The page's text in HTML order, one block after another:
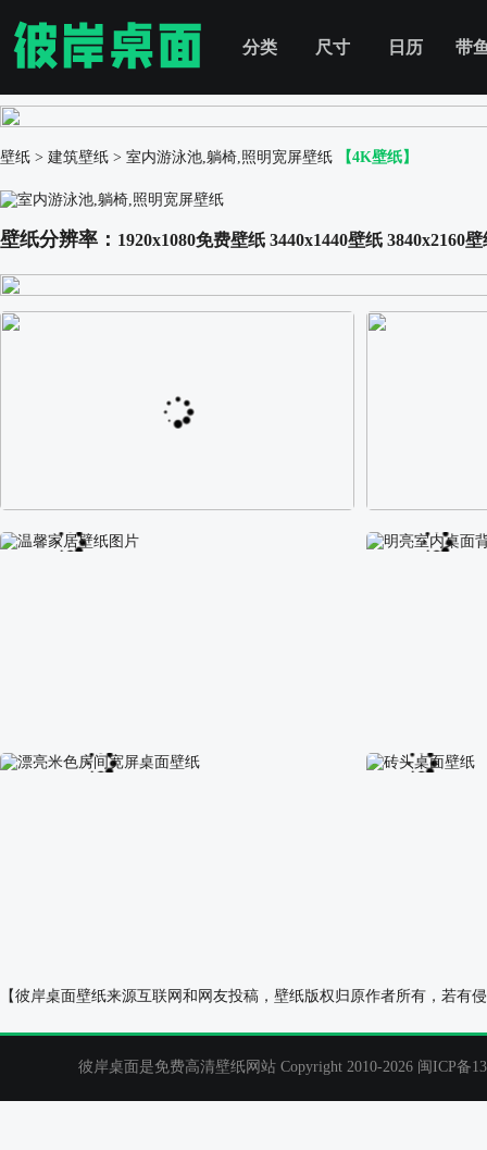
分类 尺寸 日历 带
壁纸 > 建筑壁纸 > 室内游泳池,躺椅,照明宽屏壁纸 【4K壁纸】
壁纸分辨率： 1920x1080免费壁纸 3440x1440壁纸 3840x2160壁
阿尔卑斯山区自然风景壁纸 校园长发可爱
温馨家居壁纸图片 明亮室内桌面背
【彼岸桌面壁纸来源互联网和网友投稿，壁纸版权归原作者所有，若
彼岸桌面是免费高清壁纸网站 Copyright 2010-2026 闽ICP备